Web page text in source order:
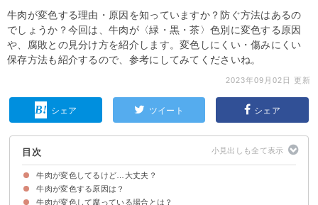
牛肉が変色する理由・原因を知っていますか？防ぐ方法はあるの
でしょうか？今回は、牛肉が〈緑・黒・茶〉色別に変色する原因
や、腐敗との見分け方を紹介します。変色しにくい・傷みにくい
保存方法も紹介するので、参考にしてみてくださいね。
2023年09月02日 更新
シェア ツイート シェア
目次
牛肉が変色してるけど…大丈夫？
牛肉を購入して時間が経っている場合の変色は要注意
牛肉が変色する原因は？
①牛肉が緑色に変色している場合
②牛肉が茶・黒色に変色している場合
牛肉が変色して腐っている場合とは？